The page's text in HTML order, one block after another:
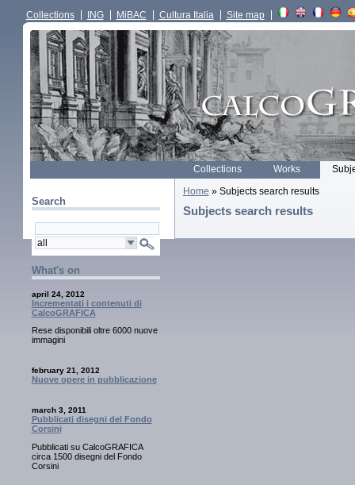
Collections ING MiBAC Cultura Italia Site map
Collections Works
Search
What's on
april 24, 2012
Incrementati i contenuti di
CalcoGRAFICA
Rese disponibili oltre 6000 nuove
immagini
february 21, 2012
Nuove opere in pubblicazione
march 3, 2011
Pubblicati disegni del Fondo
Corsini
Pubblicati su CalcoGRAFICA
circa 1500 disegni del Fondo
Corsini
Home » Subjects search results
Subjects search results